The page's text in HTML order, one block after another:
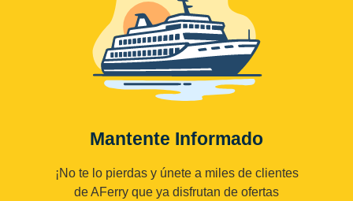
Mantente Informado
¡No te lo pierdas y únete a miles de clientes
de AFerry que ya disfrutan de ofertas